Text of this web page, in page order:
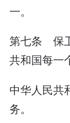
一。
第七条 保
共和国每一
中华人民共
务。